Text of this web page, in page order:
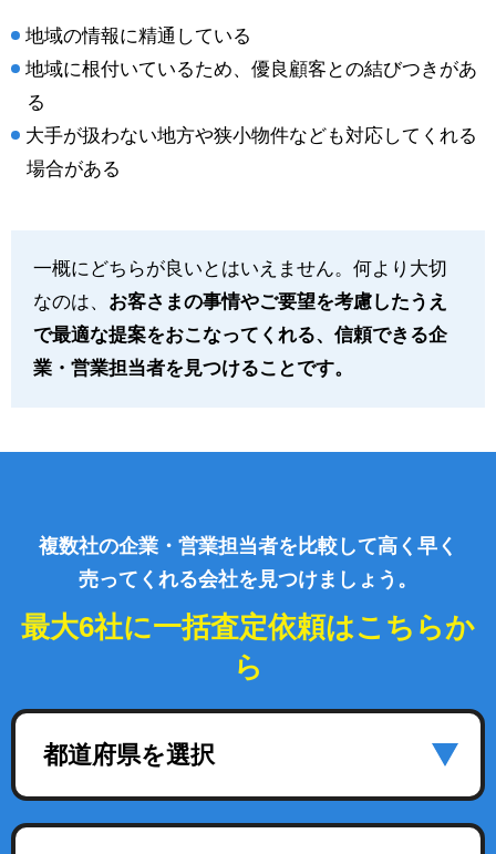
地域の情報に精通している
地域に根付いているため、優良顧客との結びつきがあ
る
大手が扱わない地方や狭小物件なども対応してくれる
場合がある
一概にどちらが良いとはいえません。何より大切
なのは、 お客さまの事情やご要望を考慮したうえ
で最適な提案をおこなってくれる、信頼できる企
業・営業担当者を見つけることです。
複数社の企業・営業担当者を比較して高く早く
売ってくれる会社を見つけましょう。
最大6社に一括査定依頼はこちらか
ら
都道府県を選択